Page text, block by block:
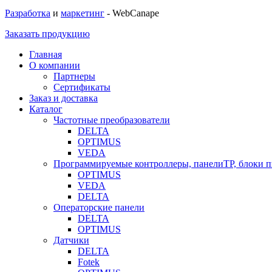
Разработка и маркетинг - WebCanape
Заказать продукцию
Главная
О компании
Партнеры
Сертификаты
Заказ и доставка
Каталог
Частотные преобразователи
DELTA
OPTIMUS
VEDA
Программируемые контроллеры, панелиTP, блоки
OPTIMUS
VEDA
DELTA
Операторские панели
DELTA
OPTIMUS
Датчики
DELTA
Fotek